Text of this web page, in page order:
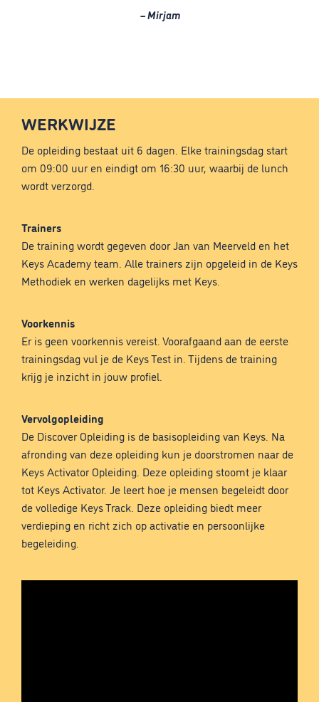
– Mirjam
WERKWIJZE
De opleiding bestaat uit 6 dagen. Elke trainingsdag start
om 09:00 uur en eindigt om 16:30 uur, waarbij de lunch
wordt verzorgd.
Trainers
De training wordt gegeven door Jan van Meerveld en het
Keys Academy team. Alle trainers zijn opgeleid in de Keys
Methodiek en werken dagelijks met Keys.
Voorkennis
Er is geen voorkennis vereist. Voorafgaand aan de eerste
trainingsdag vul je de Keys Test in. Tijdens de training
krijg je inzicht in jouw profiel.
Vervolgopleiding
De Discover Opleiding is de basisopleiding van Keys. Na
afronding van deze opleiding kun je doorstromen naar de
Keys Activator Opleiding. Deze opleiding stoomt je klaar
tot Keys Activator. Je leert hoe je mensen begeleidt door
de volledige Keys Track. Deze opleiding biedt meer
verdieping en richt zich op activatie en persoonlijke
begeleiding.